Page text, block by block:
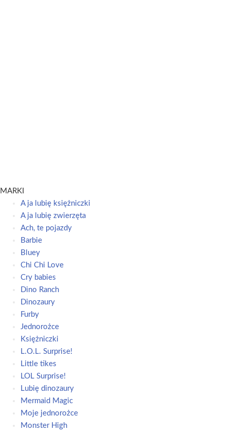
MARKI
A ja lubię księżniczki
A ja lubię zwierzęta
Ach, te pojazdy
Barbie
Bluey
Chi Chi Love
Cry babies
Dino Ranch
Dinozaury
Furby
Jednorożce
Księżniczki
L.O.L. Surprise!
Little tikes
LOL Surprise!
Lubię dinozaury
Mermaid Magic
Moje jednorożce
Monster High